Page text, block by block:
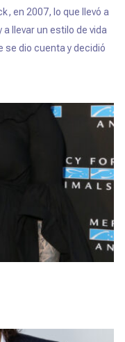
en 2007, lo que llevó a
llevar un estilo de vida
se dio cuenta y decidió